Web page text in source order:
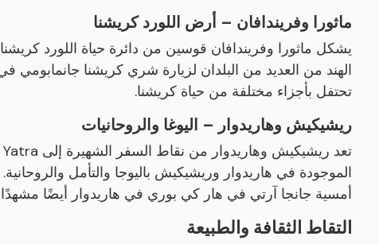
ماثورا وفريندافان – أرض اللورد كريشنا
يشكل ماثورا وفريندافان قوسين من دائرة حياة اللورد
الهند من العديد من البلدان لزيارة شري كريشنا جانمابومي
تحتفل بأجزاء مختلفة من حياة كريشنا.
ريشيكيش وهاريدوار – اليوغا والروحانيات
الموجودة في هاريدوار وريشيكيش باليوجا والتأمل
أمسية جانجا آرتي في هار كي بوري في هاريدوار أيضًا
التقاط الثقافة والطبيعة